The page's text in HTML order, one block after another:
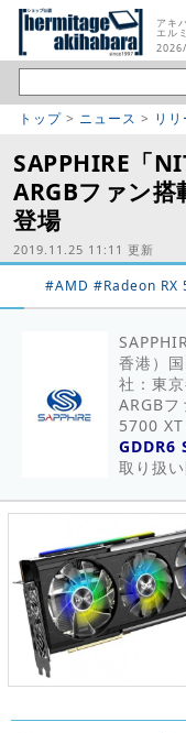
アキ
エル
トップ > ニュース > リ
SAPPHIRE「
ARGBファン搭
登場
2019.11.25 11:11 更新
#AMD #Radeon RX
香港）
社：東
ARGB
5700 XT
GDDR6
取り扱